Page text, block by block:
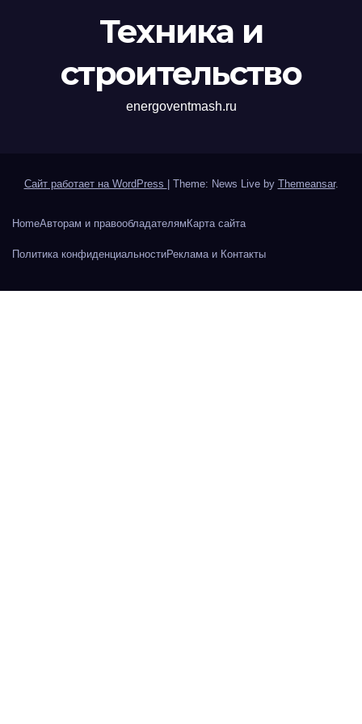
Техника и
строительство
energoventmash.ru
Сайт работает на WordPress Theme: News Live by Themeansar.
HomeАвторам и правообладателямКарта сайта
Политика конфиденциальностиРеклама и Контакты